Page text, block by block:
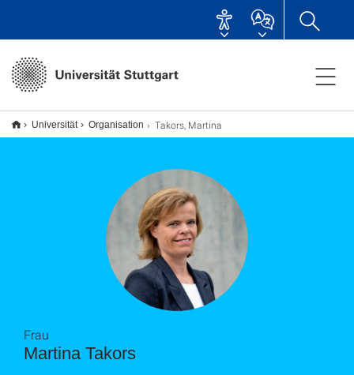
Universität Organisation Takors, Martina
Martina Takors
Frau